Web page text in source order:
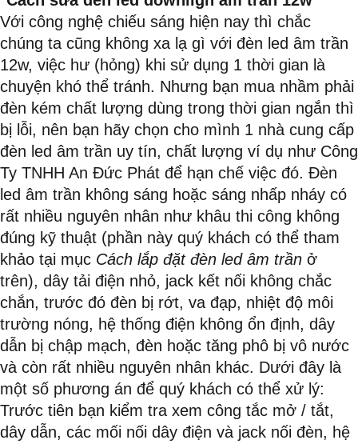
Với công nghệ chiếu sáng hiện nay thì chắc
chúng ta cũng không xa lạ gì với đèn led âm trần
12w, việc hư (hỏng) khi sử dụng 1 thời gian là
chuyện khó thể tránh. Nhưng bạn mua nhầm phải
đèn kém chất lượng dùng trong thời gian ngắn thì
bị lỗi, nên bạn hãy chọn cho mình 1 nhà cung cấp
đèn led âm trần uy tín, chất lượng ví dụ như Công
Ty TNHH An Đức Phát để hạn chế việc đó. Đèn
led âm trần không sáng hoặc sáng nhấp nháy có
rất nhiều nguyên nhân như khâu thi công không
đúng kỹ thuật (phần này quý khách có thể tham
khảo tại mục Cách lắp đặt đèn led âm trần ở
trên), dây tải điện nhỏ, jack kết nối không chắc
chắn, trước đó đèn bị rớt, va đạp, nhiệt độ môi
trường nóng, hệ thống điện không ổn định, dây
dẫn bị chập mạch, đèn hoặc tăng phô bị vô nước
và còn rất nhiều nguyên nhân khác. Dưới đây là
một số phương án để quý khách có thể xử lý:
Trước tiên bạn kiểm tra xem công tắc mở / tắt,
dây dẫn, các mối nối dây điện và jack nối đèn, hệ